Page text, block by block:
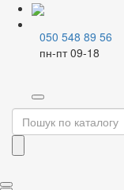
050 548 89 56
пн-пт 09-18
Home
Змішувачі
Змішувачі для